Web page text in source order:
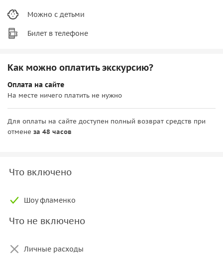
Можно с детьми
Билет в телефоне
Как можно оплатить экскурсию?
Оплата на сайте
На месте ничего платить не нужно
Для оплаты на сайте доступен полный возврат средств при
отмене за 48 часов
Что включено
Шоу фламенко
Что не включено
Личные расходы